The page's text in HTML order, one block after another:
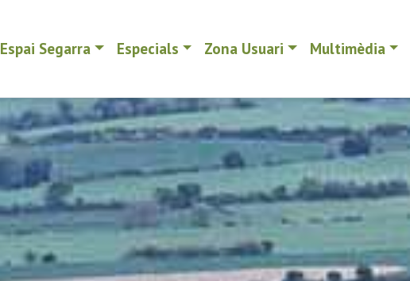
Espai Segarra Especials Zona Usuari Multimèdia